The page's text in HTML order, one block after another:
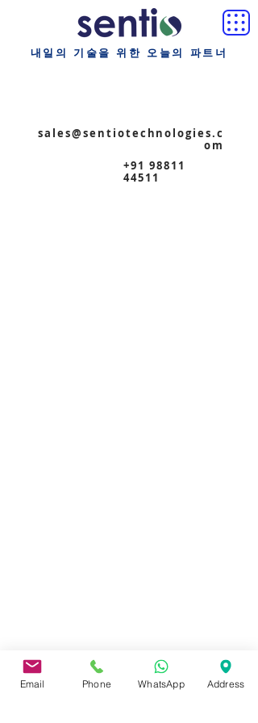
내일의 기술을 위한 오늘의 파트너
sales@sentiotechnologies.c
om
+91 98811
44511
Email Phone WhatsApp Address